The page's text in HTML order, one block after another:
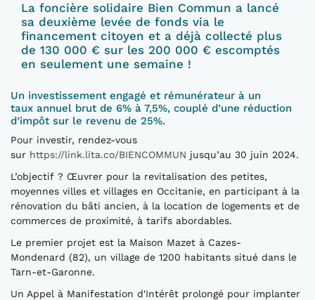
La foncière solidaire Bien Commun a lancé
sa deuxième levée de fonds via le
financement citoyen et a déjà collecté plus
de 130 000 € sur les 200 000 € escomptés
en seulement une semaine !
Un investissement engagé et rémunérateur à un
taux annuel brut de 6% à 7,5%, couplé d’une réduction
d’impôt sur le revenu de 25%.
Pour investir, rendez-vous
sur https://link.lita.co/BIENCOMMUN jusqu’au 30 juin 2024.
L’objectif ? Œuvrer pour la revitalisation des petites,
moyennes villes et villages en Occitanie, en participant à la
rénovation du bâti ancien, à la location de logements et de
commerces de proximité, à tarifs abordables.
Le premier projet est la Maison Mazet à Cazes-
Mondenard (82), un village de 1200 habitants situé dans le
Tarn-et-Garonne.
Un Appel à Manifestation d'Intérêt prolongé pour implanter